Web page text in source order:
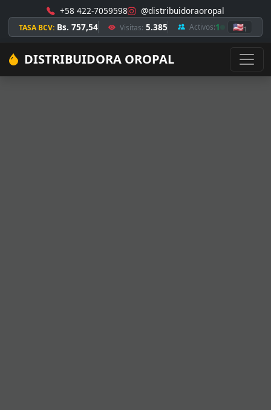
+58 422-7059598 @distribuidoraoropal
TASA BCV: Bs. 757,54 Visitas: 5.385 Activos:1 🇺🇸1
DISTRIBUIDORA OROPAL